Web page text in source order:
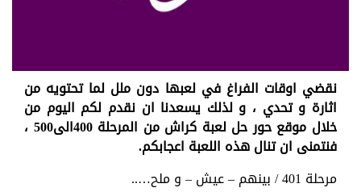
نقضي اوقات الفراغ في لعبها دون ملل لما تحتويه من
اثارة و تحدي ، و لذلك يسعدنا ان نقدم لكم اليوم من
خلال موقع حور حل لعبة كراش من المرحلة 400الى500 ،
فنتمنى ان تنال هذه اللعبة اعجابكم.
مرحلة 401 / بينهم – عيش – و ملح…..